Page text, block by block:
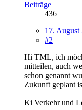
Beiträge
436
17. August
#2
Hi TML, ich
mitteilen, auch
schon genannt
Zukunft geplant
Ki Verkehr und